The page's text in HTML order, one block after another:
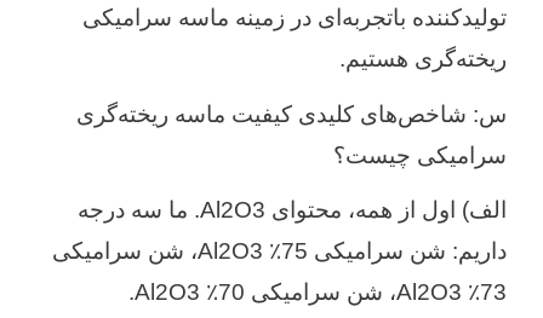
تولیدکننده باتجربه‌ای در زمینه ماسه سرامیکی
ریخته‌گری هستیم.
س: شاخص‌های کلیدی کیفیت ماسه ریخته‌گری
سرامیکی چیست؟
الف) اول از همه، محتوای Al2O3. ما سه درجه
داریم: شن سرامیکی 75٪ Al2O3، شن سرامیکی
73٪ Al2O3، شن سرامیکی 70٪ Al2O3.